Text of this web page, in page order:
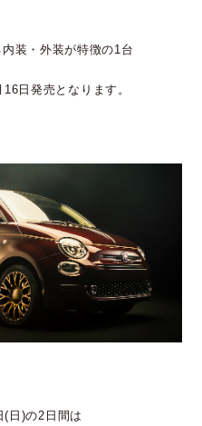
装・外装が特徴の1台
日発売となります。
日)の2日間は